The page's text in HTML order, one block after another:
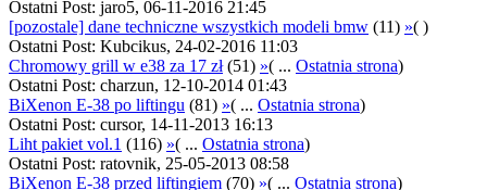
Ostatni Post: jaro5, 06-11-2016 21:45
[pozostale] dane techniczne wszystkich modeli bmw (11) »( )
Ostatni Post: Kubcikus, 24-02-2016 11:03
Chromowy grill w e38 za 17 zł(51) »( ... Ostatnia strona)
Ostatni Post: charzun, 12-10-2014 01:43
BiXenon E-38 po liftingu (81) »( ... Ostatnia strona)
Ostatni Post: cursor, 14-11-2013 16:13
Liht pakiet vol.1 (116) »( ... Ostatnia strona)
Ostatni Post: ratovnik, 25-05-2013 08:58
BiXenon E-38 przed liftingiem (70) »( ... Ostatnia strona)